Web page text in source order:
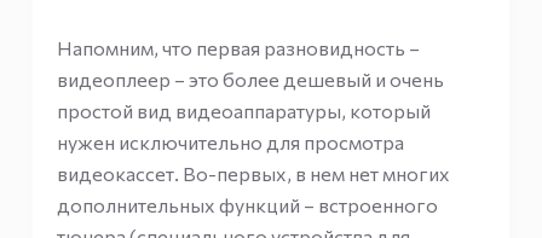
Напомним, что первая разновидность –
видеоплеер – это более дешевый и очень
простой вид видеоаппаратуры, который
нужен исключительно для просмотра
видеокассет. Во-первых, в нем нет многих
дополнительных функций – встроенного